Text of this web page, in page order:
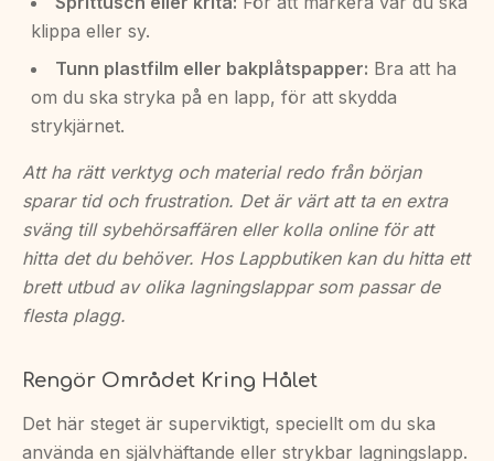
klippa eller sy.
Tunn plastfilm eller bakplåtspapper: Bra att ha
om du ska stryka på en lapp, för att skydda
strykjärnet.
Att ha rätt verktyg och material redo från början
sparar tid och frustration. Det är värt att ta en extra
sväng till sybehörsaffären eller kolla online för att
hitta det du behöver. Hos Lappbutiken kan du hitta ett
brett utbud av olika lagningslappar som passar de
flesta plagg.
Rengör Området Kring Hålet
Det här steget är superviktigt, speciellt om du ska
använda en självhäftande eller strykbar lagningslapp.